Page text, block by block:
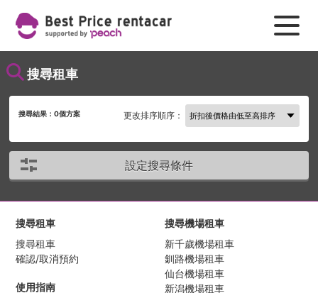
搜尋租車
搜尋結果：0個方案 更改排序順序：
設定搜尋條件
搜尋租車
搜尋租車
確認/取消預約
使用指南
搜尋機場租車
新千歲機場租車
釧路機場租車
仙台機場租車
新潟機場租車